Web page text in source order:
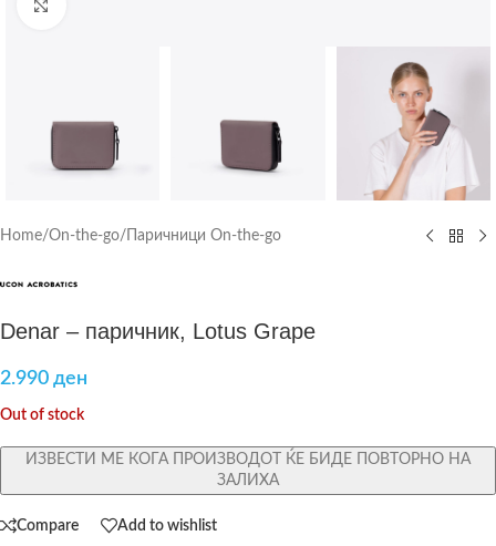
Home/On-the-go/ Паричници On-the-go
Denar – паричник, Lotus Grape
2.990 ден
Out of stock
ИЗВЕСТИ МЕ КОГА ПРОИЗВОДОТ ЌЕ БИДЕ ПОВТОРНО НА
ЗАЛИХА
Compare Add to wishlist